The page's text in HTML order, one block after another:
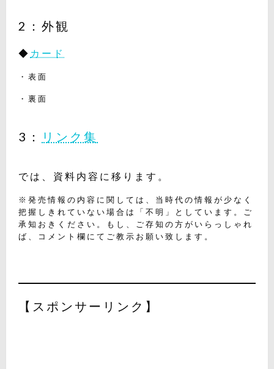
2：外観
◆ カード
・表面
・裏面
3： リンク集
では、資料内容に移ります。
※発売情報の内容に関しては、当時代の情報が少なく
把握しきれていない場合は「不明」としています。ご
承知おきください。もし、ご存知の方がいらっしゃれ
ば、コメント欄にてご教示お願い致します。
【スポンサーリンク】